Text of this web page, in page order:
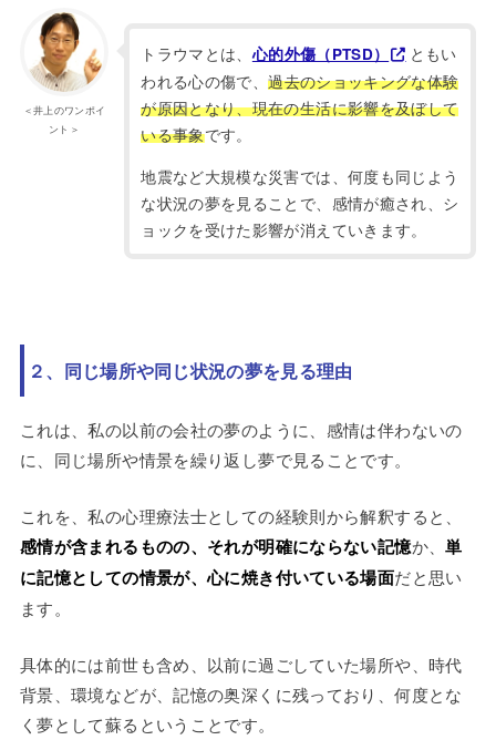
＜井上のワンポイ
ント＞
トラウマとは、 心的外傷（PTSD）
ともい
われる心の傷で、過去のショッキングな体験
が原因となり、現在の生活に影響を及ぼして
いる事象です。
地震など大規模な災害では、何度も同じよう
な状況の夢を見ることで、感情が癒され、シ
ョックを受けた影響が消えていきます。
２、同じ場所や同じ状況の夢を見る理由
これは、私の以前の会社の夢のように、感情は伴わないの
に、同じ場所や情景を繰り返し夢で見ることです。
これを、私の心理療法士としての経験則から解釈すると、
感情が含まれるものの、それが明確にならない記憶か、単
に記憶としての情景が、心に焼き付いている場面だと思い
ます。
具体的には前世も含め、以前に過ごしていた場所や、時代
背景、環境などが、記憶の奥深くに残っており、何度とな
く夢として蘇るということです。